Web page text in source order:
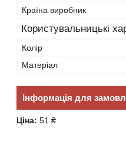
Країна виробник
Користувальницькі
Колір
Матеріал
Інформація для
Ціна: 51 ₴